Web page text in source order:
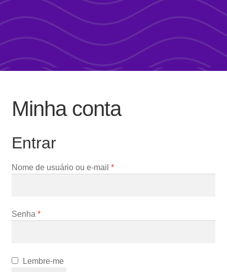
Minha conta
Entrar
Nome de usuário ou e-mail *Obrigatório
Senha *Obrigatório
Lembre-me